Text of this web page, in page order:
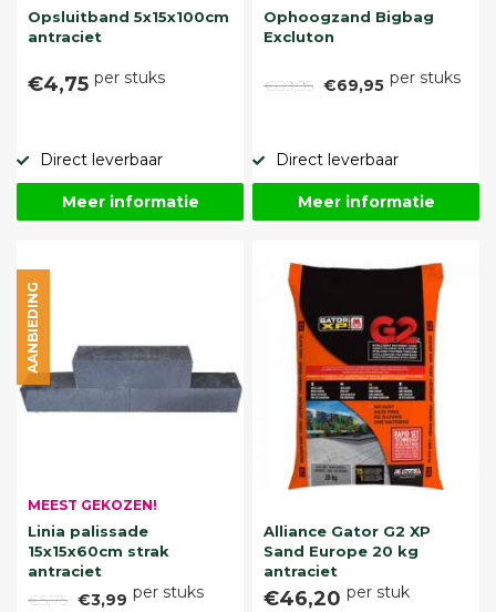
Opsluitband 5x15x100cm
antraciet
€4,75 per stuks
Direct leverbaar
Meer informatie
Ophoogzand Bigbag
Excluton
€89,95 €69,95 per stuks
Direct leverbaar
Meer informatie
MEEST GEKOZEN!
Linia palissade
15x15x60cm strak
antraciet
€5,75 €3,99 per stuks
AANBIEDING
Alliance Gator G2 XP
Sand Europe 20 kg
antraciet
€46,20 per stuk